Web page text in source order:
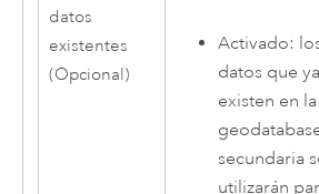
datos
existentes
(Opcional)
Activado:
datos que ya
existen en la
secundaria
utilizarán